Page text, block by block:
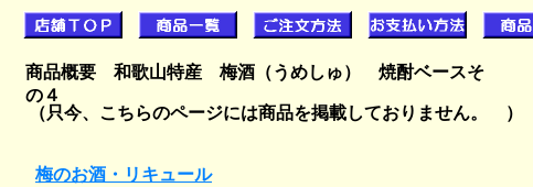
商品概要 和歌山特産 梅酒（うめしゅ） 焼酎ベースそ
の４
梅のお酒・リキュール
（只今、こちらのページには商品を掲載しておりません。 ）